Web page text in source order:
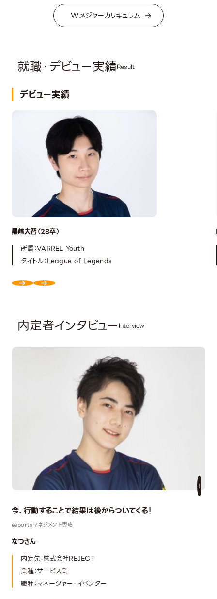
Wメジャーカリキュラム
就職・デビュー実績Result
デビュー実績
黒﨑大智（28卒）
所属：VARREL Youth
タイトル：League of Legends
内定者インタビュー Interview
今、行動することで結果は後からついてくる！
esportsマネジメント専攻
なつさん
内定先：株式会社REJECT
業種：サービス業
職種：マネージャー・イベンター